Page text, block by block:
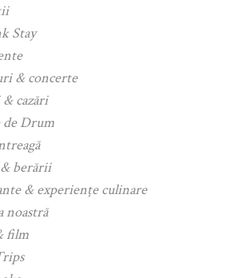
Stay
& concerte
cazări
de Drum
berării
& experiențe culinare
noastră
film